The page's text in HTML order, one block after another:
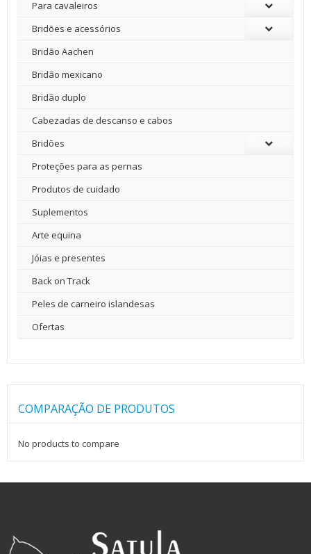
Para cavaleiros
Bridões e acessórios
Bridão Aachen
Bridão mexicano
Bridão duplo
Cabezadas de descanso e cabos
Bridões
Proteções para as pernas
Produtos de cuidado
Suplementos
Arte equina
Jóias e presentes
Back on Track
Peles de carneiro islandesas
Ofertas
COMPARAÇÃO DE PRODUTOS
No products to compare